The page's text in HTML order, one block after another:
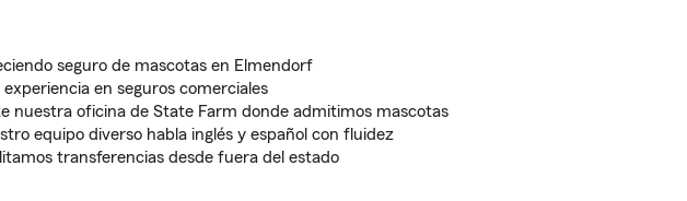
seguro de mascotas en Elmendorf
experiencia en seguros comerciales
nuestra oficina de State Farm donde admitimos mascotas
equipo diverso habla inglés y español con fluidez
transferencias desde fuera del estado